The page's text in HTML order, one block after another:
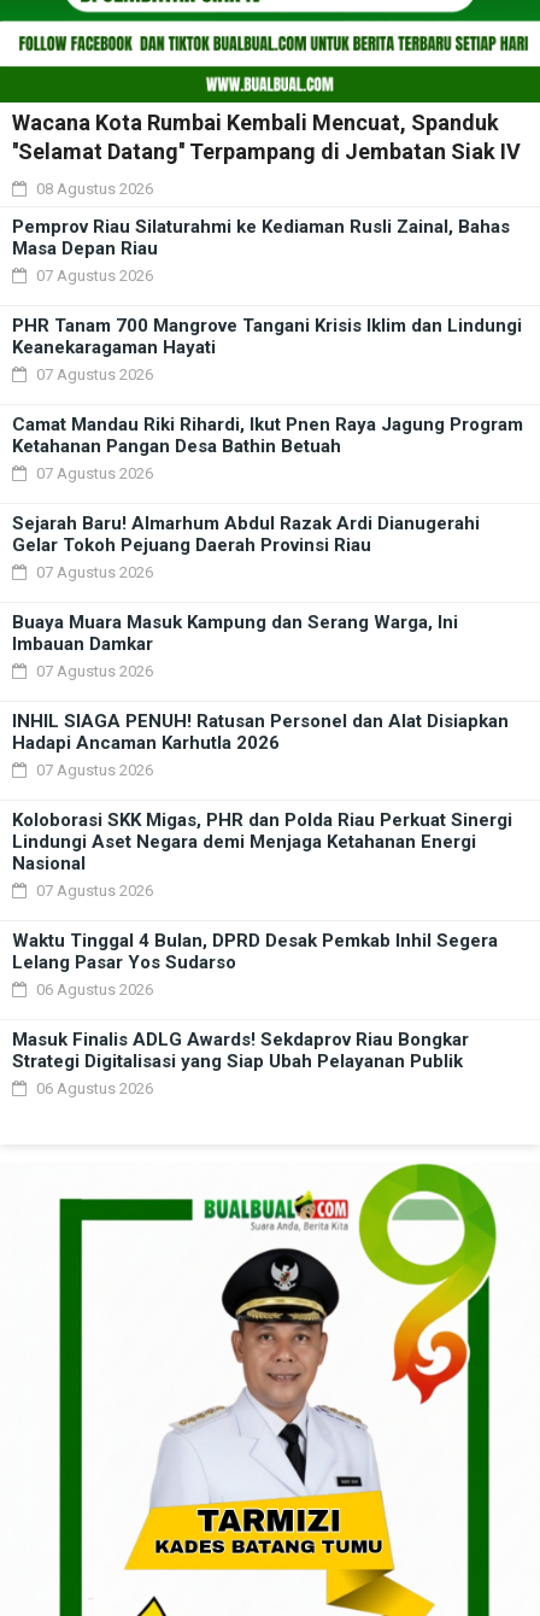
Wacana Kota Rumbai Kembali Mencuat, Spanduk
''Selamat Datang'' Terpampang di Jembatan Siak IV
08 Agustus 2026
Pemprov Riau Silaturahmi ke Kediaman Rusli Zainal, Bahas
Masa Depan Riau
07 Agustus 2026
PHR Tanam 700 Mangrove Tangani Krisis Iklim dan Lindungi
Keanekaragaman Hayati
07 Agustus 2026
Camat Mandau Riki Rihardi, Ikut Pnen Raya Jagung Program
Ketahanan Pangan Desa Bathin Betuah
07 Agustus 2026
Sejarah Baru! Almarhum Abdul Razak Ardi Dianugerahi
Gelar Tokoh Pejuang Daerah Provinsi Riau
07 Agustus 2026
Buaya Muara Masuk Kampung dan Serang Warga, Ini
Imbauan Damkar
07 Agustus 2026
INHIL SIAGA PENUH! Ratusan Personel dan Alat Disiapkan
Hadapi Ancaman Karhutla 2026
07 Agustus 2026
Koloborasi SKK Migas, PHR dan Polda Riau Perkuat Sinergi
Lindungi Aset Negara demi Menjaga Ketahanan Energi
Nasional
07 Agustus 2026
Waktu Tinggal 4 Bulan, DPRD Desak Pemkab Inhil Segera
Lelang Pasar Yos Sudarso
06 Agustus 2026
Masuk Finalis ADLG Awards! Sekdaprov Riau Bongkar
Strategi Digitalisasi yang Siap Ubah Pelayanan Publik
06 Agustus 2026